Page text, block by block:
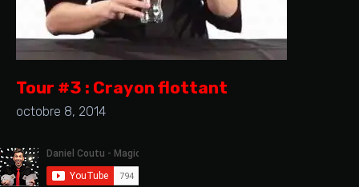
Tour #3 : Crayon flottant
octobre 8, 2014